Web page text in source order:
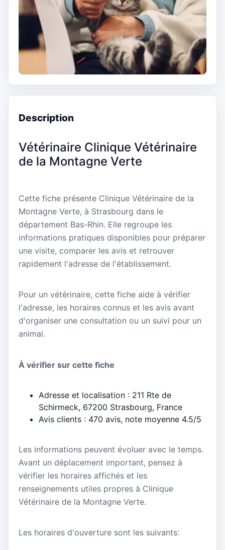
Description
Vétérinaire Clinique Vétérinaire
de la Montagne Verte
Cette fiche présente Clinique Vétérinaire de la
Montagne Verte, à Strasbourg dans le
département Bas-Rhin. Elle regroupe les
informations pratiques disponibles pour préparer
une visite, comparer les avis et retrouver
rapidement l'adresse de l'établissement.
Pour un vétérinaire, cette fiche aide à vérifier
l'adresse, les horaires connus et les avis avant
d'organiser une consultation ou un suivi pour un
animal.
À vérifier sur cette fiche
Adresse et localisation : 211 Rte de
Schirmeck, 67200 Strasbourg, France
Avis clients : 470 avis, note moyenne 4.5/5
Les informations peuvent évoluer avec le temps.
Avant un déplacement important, pensez à
vérifier les horaires affichés et les
renseignements utiles propres à Clinique
Vétérinaire de la Montagne Verte.
Les horaires d'ouverture sont les suivants: